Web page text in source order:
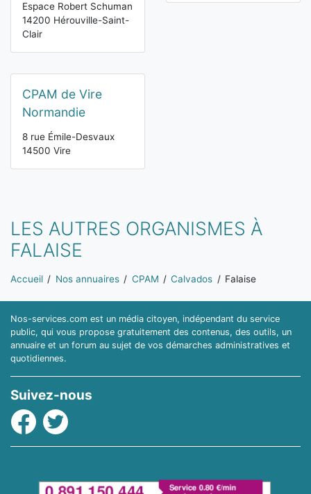
Espace Robert Schuman
14200 Hérouville-Saint-
Clair
CPAM de Vire
Normandie
8 rue Émile-Desvaux
14500 Vire
LES AUTRES ORGANISMES À
FALAISE
Vous êtes ici:
Accueil Nos annuaires CPAM Calvados Falaise
Nos-services.com est un média citoyen, indépendant du service
public, qui vous propose gratuitement des contenus, des outils, un
annuaire et un forum au sujet de vos démarches administratives et
quotidiennes.
Suivez-nous
Facebook
Twitter